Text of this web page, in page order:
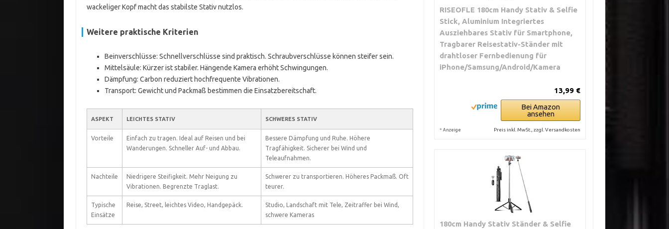
wackeliger Kopf macht das stabilste Stativ nutzlos.
Weitere praktische Kriterien
Beinverschlüsse: Schnellverschlüsse sind praktisch. Schraubverschlüsse können steifer sein.
Mittelsäule: Kürzer ist stabiler. Hängende Kamera erhöht Schwingungen.
Dämpfung: Carbon reduziert hochfrequente Vibrationen.
Transport: Gewicht und Packmaß bestimmen die Einsatzbereitschaft.
ASPEKT LEICHTES STATIV SCHWERES STATIV
Vorteile
Einfach zu tragen. Ideal auf Reisen und bei
Wanderungen. Schneller Auf- und Abbau.
Bessere Dämpfung und Ruhe. Höhere
Tragfähigkeit. Sicherer bei Wind und
Teleaufnahmen.
Nachteile
Niedrigere Steifigkeit. Mehr Neigung zu
Vibrationen. Begrenzte Traglast.
Schwerer zu transportieren. Höheres Packmaß. Oft
teurer.
Typische
Einsätze
Reise, Street, leichtes Video, Handgepäck.
Studio, Landschaft mit Tele, Zeitraffer bei Wind,
schwere Kameras
RISEOFLE 180cm Handy Stativ & Selfie
Stick, Aluminium Integriertes
Ausziehbares Stativ für Smartphone,
Tragbarer Reisestativ-Ständer mit
drahtloser Fernbedienung für
iPhone/Samsung/Android/Kamera
13,99 €
Bei Amazon
ansehen
* Anzeige Preis inkl. MwSt., zzgl. Versandkosten
180cm Handy Stativ Ständer & Selfie